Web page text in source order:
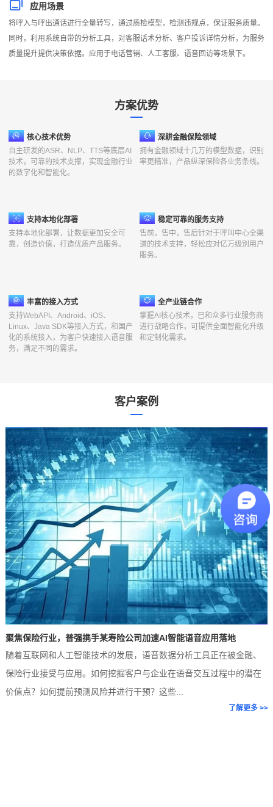
应用场景
将呼入与呼出通话进行全量转写，通过质检模型，检测违规点，保证服务质量。
同时，利用系统自带的分析工具，对客服话术分析、客户投诉详情分析，为服务
质量提升提供决策依据。应用于电话营销、人工客服、语音回访等场景下。
方案优势
业
痛
核心技术优势
自主研发的ASR、NLP、TTS等底层AI
技术，可靠的技术支撑，实现金融行业
的数字化和智能化。
深耕金融保险领域
拥有金融领域十几万的模型数据，识别
率更精准，产品纵深保险各业务条线。
支持本地化部署
支持本地化部署，让数据更加安全可
靠，创造价值，打造优质产品服务。
稳定可靠的服务支持
售前，售中，售后针对于呼叫中心全渠
道的技术支持，轻松应对亿万级别用户
服务。
丰富的接入方式
支持WebAPI、Android、iOS、
Linux、Java SDK等接入方式，和国产
化的系统接入，为客户快速接入语音服
务，满足不同的需求。
全产业链合作
掌握AI核心技术，已和众多行业服务商
进行战略合作，可提供全面智能化升级
和定制化需求。
客户案例
业
痛
点
聚焦保险行业，普强携手某寿险公司加速AI智能语音应用落地
随着互联网和人工智能技术的发展，语音数据分析工具正在被金融、
保险行业接受与应用。如何挖掘客户与企业在语音交互过程中的潜在
价值点？如何提前预测风险并进行干预？这些...
了解更多 >>